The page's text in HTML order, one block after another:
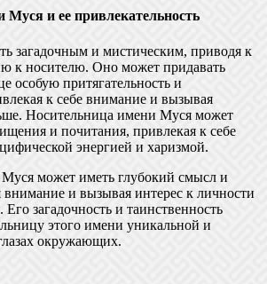
Муся и ее привлекательность
загадочным и мистическим, приводя к
к носителю. Оно может придавать
особую притягательность и
к себе внимание и вызывая
Носительница имени Муся может
и почитания, привлекая к себе
энергией и харизмой.
может иметь глубокий смысл и
внимание и вызывая интерес к личности
загадочность и таинственность
этого имени уникальной и
окружающих.